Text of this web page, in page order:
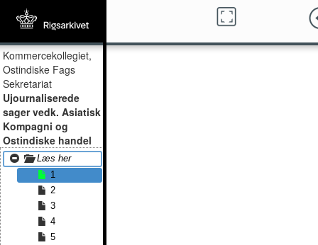
Kommercekollegiet,
Ostindiske Fags
Sekretariat
Ujournaliserede
sager vedk. Asiatisk
Kompagni og
Ostindiske handel
Læs her
1
2
3
4
5